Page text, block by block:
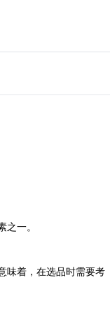
一。
味着，在选品时需要考